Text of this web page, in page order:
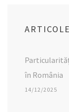
în România
14/12/2025